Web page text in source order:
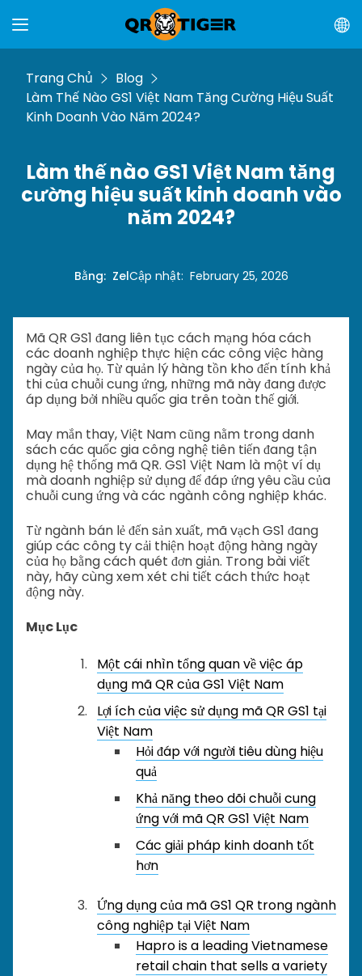
Trang Chủ
Blog
Làm Thế Nào GS1 Việt Nam Tăng Cường Hiệu Suất
Kinh Doanh Vào Năm 2024?
Làm thế nào GS1 Việt Nam tăng
cường hiệu suất kinh doanh vào
năm 2024?
Bằng: ZelCập nhật: February 25, 2026
Mã QR GS1 đang liên tục cách mạng hóa cách
các doanh nghiệp thực hiện các công việc hàng
ngày của họ. Từ quản lý hàng tồn kho đến tính khả
thi của chuỗi cung ứng, những mã này đang được
áp dụng bởi nhiều quốc gia trên toàn thế giới.
May mắn thay, Việt Nam cũng nằm trong danh
sách các quốc gia công nghệ tiên tiến đang tận
dụng hệ thống mã QR. GS1 Việt Nam là một ví dụ
mà doanh nghiệp sử dụng để đáp ứng yêu cầu của
chuỗi cung ứng và các ngành công nghiệp khác.
Từ ngành bán lẻ đến sản xuất, mã vạch GS1 đang
giúp các công ty cải thiện hoạt động hàng ngày
của họ bằng cách quét đơn giản. Trong bài viết
này, hãy cùng xem xét chi tiết cách thức hoạt
động này.
Mục Lục
Một cái nhìn tổng quan về việc áp
dụng mã QR của GS1 Việt Nam
Lợi ích của việc sử dụng mã QR GS1 tại
Việt Nam
Hỏi đáp với người tiêu dùng hiệu
quả
Khả năng theo dõi chuỗi cung
ứng với mã QR GS1 Việt Nam
Các giải pháp kinh doanh tốt
hơn
Ứng dụng của mã GS1 QR trong ngành
công nghiệp tại Việt Nam
Hapro is a leading Vietnamese
retail chain that sells a variety